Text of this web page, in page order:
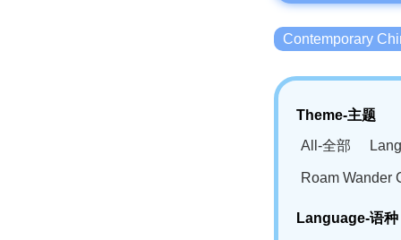
Contemporary
Theme-主题
All-全部
Roam Wander
Language-语种